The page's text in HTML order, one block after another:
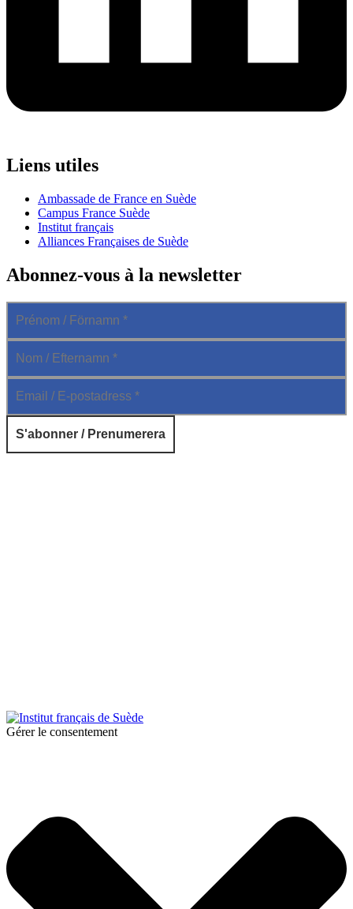
Liens utiles
Ambassade de France en Suède
Campus France Suède
Institut français
Alliances Françaises de Suède
Abonnez-vous à la newsletter
Gérer le consentement